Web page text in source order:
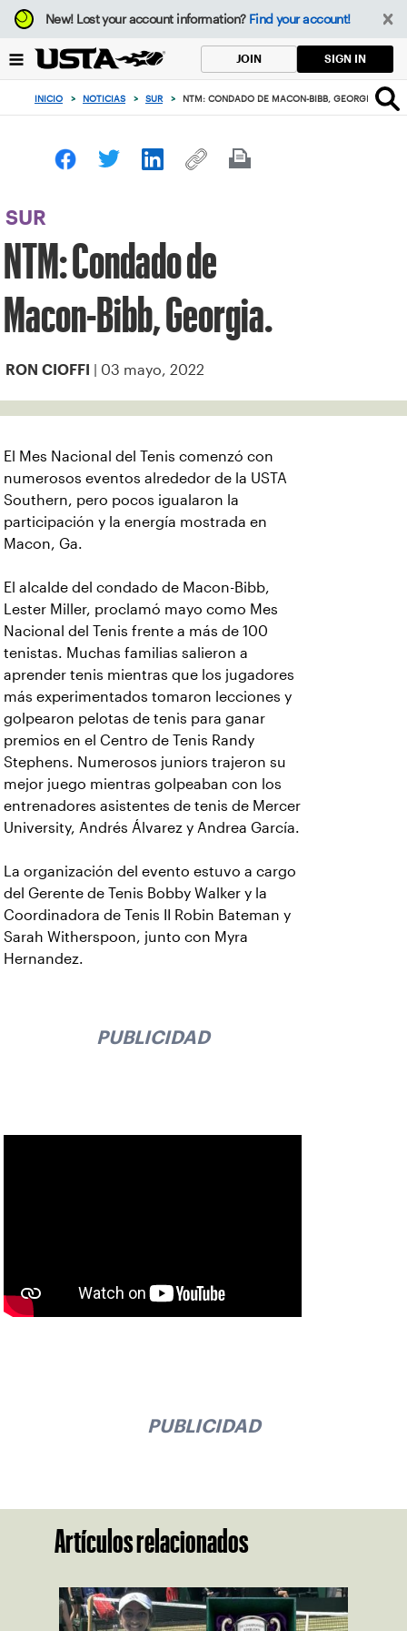
Enfoque
desde
botón
volver
principio
New!Lost your account information? Find your account!
JOIN SIGN IN
INICIO > NOTICIAS > SUR > NTM: CONDADO DE MACON-BIBB, GEORGIA.
SUR
NTM: Condado de
Macon-Bibb, Georgia.
RON CIOFFI | 03 mayo, 2022
El Mes Nacional del Tenis comenzó con
numerosos eventos alrededor de la USTA
Southern, pero pocos igualaron la
participación y la energía mostrada en
Macon, Ga.
El alcalde del condado de Macon-Bibb,
Lester Miller, proclamó mayo como Mes
Nacional del Tenis frente a más de 100
tenistas. Muchas familias salieron a
aprender tenis mientras que los jugadores
más experimentados tomaron lecciones y
golpearon pelotas de tenis para ganar
premios en el Centro de Tenis Randy
Stephens. Numerosos juniors trajeron su
mejor juego mientras golpeaban con los
entrenadores asistentes de tenis de Mercer
University, Andrés Álvarez y Andrea García.
La organización del evento estuvo a cargo
del Gerente de Tenis Bobby Walker y la
Coordinadora de Tenis II Robin Bateman y
Sarah Witherspoon, junto con Myra
Hernandez.
PUBLICIDAD
PUBLICIDAD
Artículos relacionados